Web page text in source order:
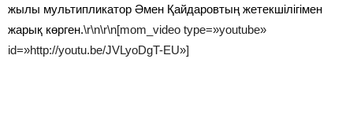
жылы мультипликатор Әмен Қайдаровтың жетекшілігімен
жарық көрген.\r\n\r\n[mom_video type=»youtube»
id=»http://youtu.be/JVLyoDgT-EU»]